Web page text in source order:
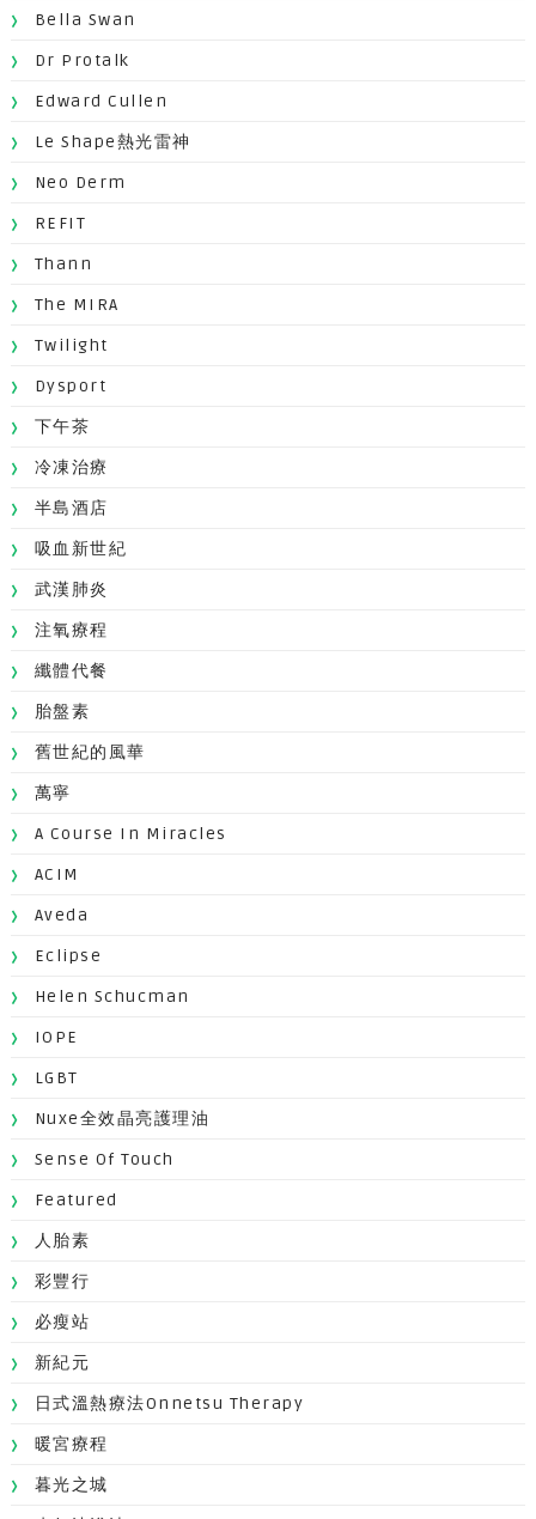
Bella Swan
Dr Protalk
Edward Cullen
Le Shape熱光雷神
Neo Derm
REFIT
Thann
The MIRA
Twilight
Dysport
下午茶
冷凍治療
半島酒店
吸血新世紀
武漢肺炎
注氧療程
纖體代餐
胎盤素
舊世紀的風華
萬寧
A Course In Miracles
ACIM
Aveda
Eclipse
Helen Schucman
IOPE
LGBT
Nuxe全效晶亮護理油
Sense Of Touch
Featured
人胎素
彩豐行
必瘦站
新紀元
日式溫熱療法Onnetsu Therapy
暖宮療程
暮光之城